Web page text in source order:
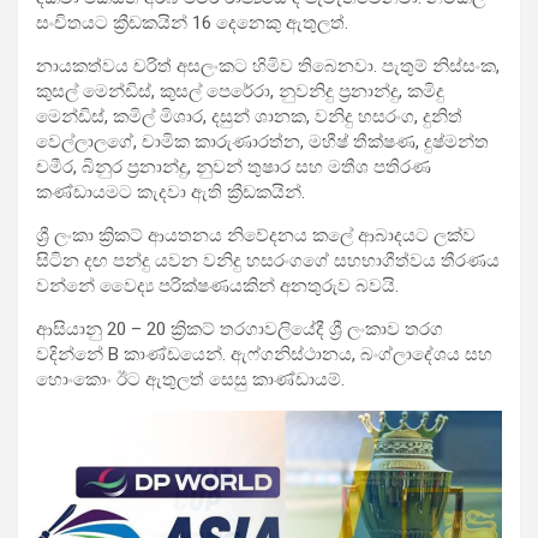
සංචිතයට ක්‍රීඩකයින් 16 දෙනෙකු ඇතුලත්.
නායකත්වය චරිත් අසලංකට හිමිව තිබෙනවා. පැතුම් නිස්සංක,
කුසල් මෙන්ඩිස්, කුසල් පෙරේරා, නුවනිදු ප්‍රනාන්දු, කමිදු
මෙන්ඩිස්, කමිල් මිශාර, දසුන් ශානක, වනිදු හසරංග, දුනිත්
වෙල්ලාලගේ, චාමික කාරුණාරත්න, මහීෂ් තීක්ෂණ, දුෂ්මන්ත
චමීර, බිනුර ප්‍රනාන්දු, නුවන් තුෂාර සහ මතීශ පතිරණ
කණ්ඩායමට කැදවා ඇති ක්‍රීඩකයින්.
ශ්‍රී ලංකා ක්‍රිකට් ආයතනය නිවේදනය කලේ ආබාදයට ලක්ව
සිටින දඟ පන්දු යවන වනිදු හසරංගගේ සහභාගීත්වය තීරණය
වන්නේ වෛද්‍ය පරික්ෂණයකින් අනතුරුව බවයි.
ආසියානු 20 – 20 ක්‍රිකට් තරගාවලියේදී ශ්‍රී ලංකාව තරග
වදින්නේ B කාණ්ඩයෙන්. ඇෆ්ගනිස්ථානය, බංග්ලාදේශය සහ
හොංකොං ඊට ඇතුලත් සෙසු කාණ්ඩායම්.